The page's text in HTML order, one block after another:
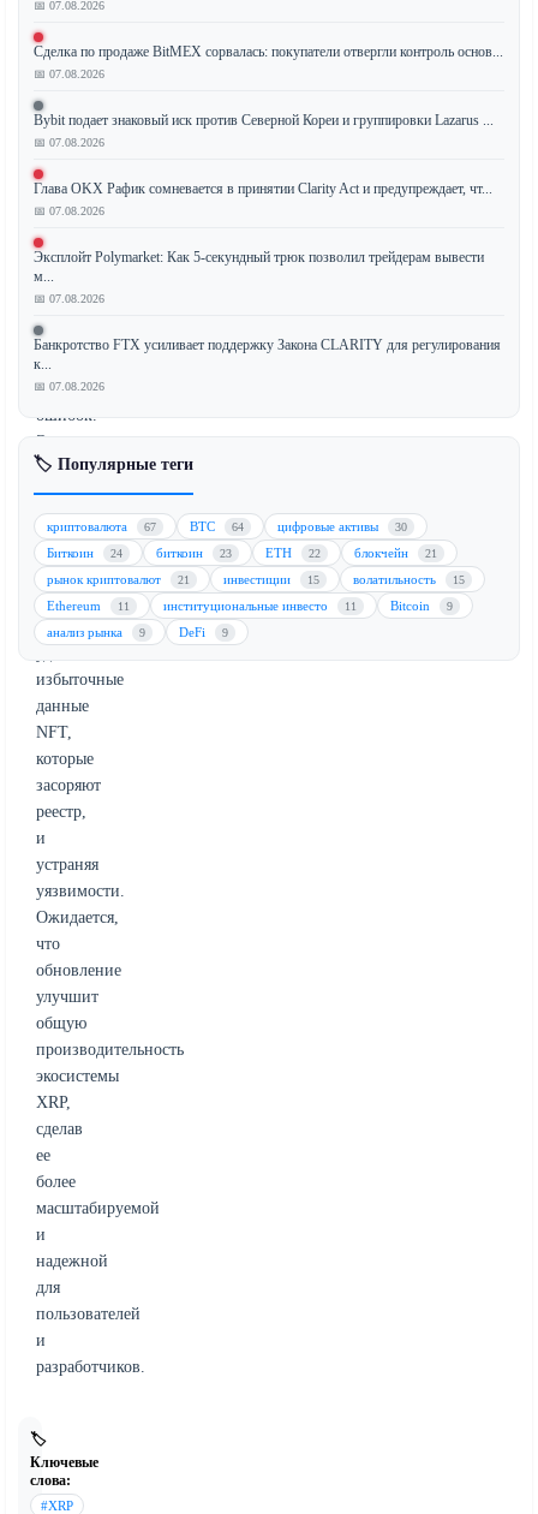
Ledger
(XRP)
внедрил
новое
обновление,
направленное
на
ненужных
данных
и
исправление
ключевых
ошибок.
Это
обновление
призвано
повысить
эффективность
и
безопасность
сети,
избыточные
данные
NFT,
которые
засоряют
реестр,
и
устраняя
уязвимости.
Ожидается,
что
обновление
улучшит
общую
производительность
экосистемы
XRP,
сделав
ее
более
масштабируемой
и
надежной
для
пользователей
и
разработчиков.
🏷️
Ключевые
слова:
#XRP
📅 07.08.2026
Сделка по продаже BitMEX сорвалась: покупатели отвергли контроль основ...
📅 07.08.2026
Bybit подает знаковый иск против Северной Кореи и группировки Lazarus ...
📅 07.08.2026
Глава OKX Рафик сомневается в принятии Clarity Act и предупреждает, чт...
📅 07.08.2026
Эксплойт Polymarket: Как 5-секундный трюк позволил трейдерам вывести
м...
📅 07.08.2026
Банкротство FTX усиливает поддержку Закона CLARITY для регулирования
к...
📅 07.08.2026
🏷️ Популярные теги
криптовалюта 67 BTC 64 цифровые активы 30
Биткоин 24 биткоин 23 ETH 22 блокчейн 21
рынок криптовалют 21 инвестиции 15 волатильность 15
Ethereum 11 институциональные инвесто 11 Bitcoin 9
анализ рынка 9 DeFi 9